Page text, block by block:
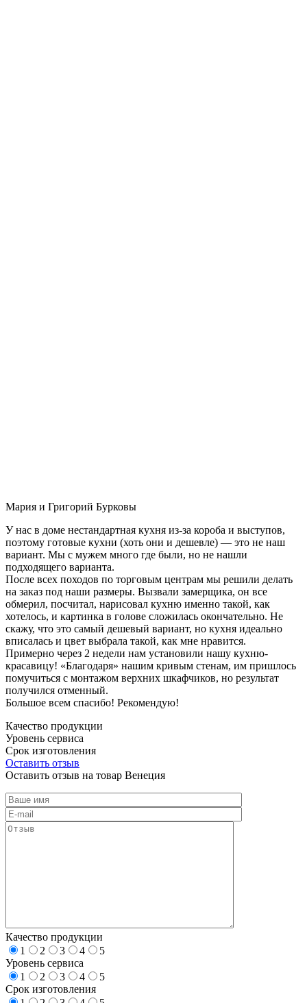
Мария и Григорий Бурковы
У нас в доме нестандартная кухня из-за короба и выступов,
поэтому готовые кухни (хоть они и дешевле) — это не наш
вариант. Мы с мужем много где были, но не нашли
подходящего варианта.
После всех походов по торговым центрам мы решили делать
на заказ под наши размеры. Вызвали замерщика, он все
обмерил, посчитал, нарисовал кухню именно такой, как
хотелось, и картинка в голове сложилась окончательно. Не
скажу, что это самый дешевый вариант, но кухня идеально
вписалась и цвет выбрала такой, как мне нравится.
Примерно через 2 недели нам установили нашу кухню-
красавицу! «Благодаря» нашим кривым стенам, им пришлось
помучиться с монтажом верхних шкафчиков, но результат
получился отменный.
Большое всем спасибо! Рекомендую!
Качество продукции
Уровень сервиса
Срок изготовления
Оставить отзыв
Оставить отзыв на товар Венеция
Качество продукции
1
2 3 4
5
Уровень сервиса
1
2 3 4
5
Срок изготовления